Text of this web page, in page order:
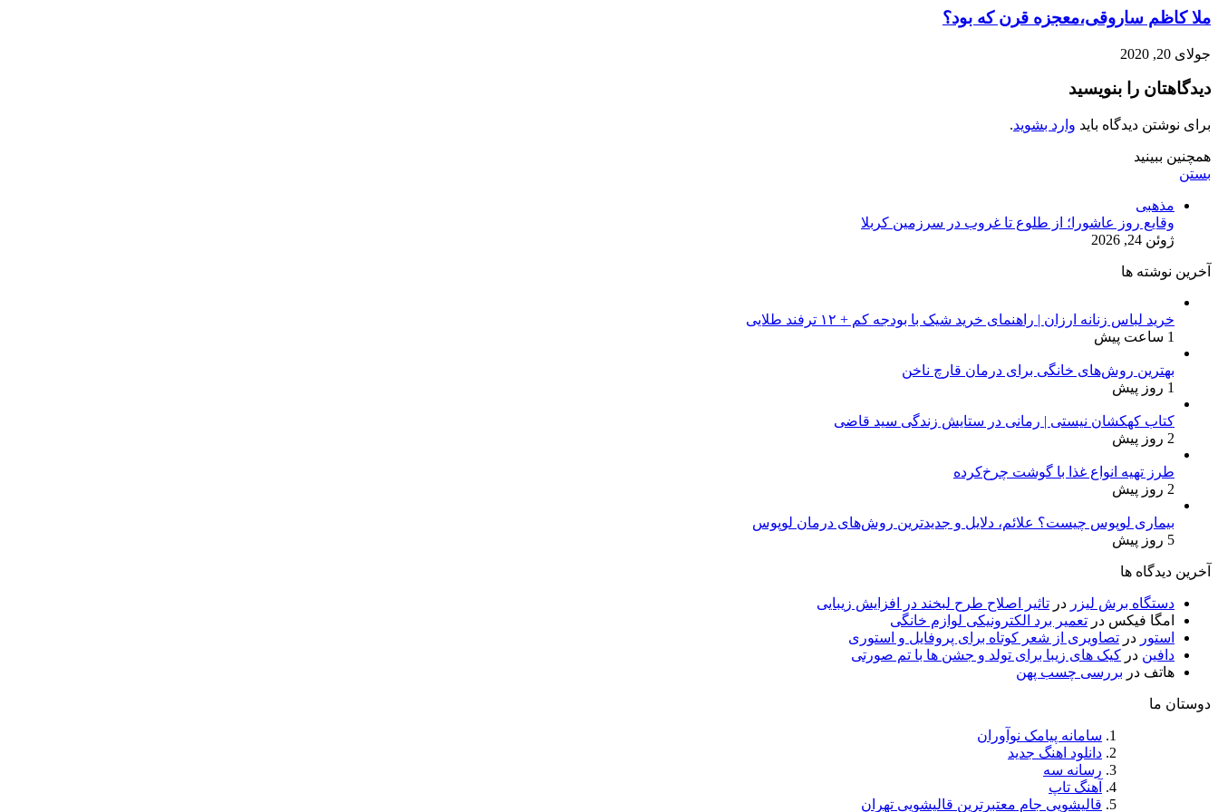
ملا کاظم ساروقی،معجزه قرن که بود؟
جولای 20, 2020
دیدگاهتان را بنویسید
برای نوشتن دیدگاه باید وارد بشوید.
همچنین ببینید
بستن
مذهبی
وقایع روز عاشورا؛ از طلوع تا غروب در سرزمین کربلا
ژوئن 24, 2026
آخرین نوشته ها
خرید لباس زنانه ارزان | راهنمای خرید شیک با بودجه کم + ۱۲ ترفند طلایی
1 ساعت پیش
بهترین روش‌های خانگی برای درمان قارچ ناخن
1 روز پیش
کتاب کهکشان نیستی | رمانی در ستایش زندگی سید قاضی
2 روز پیش
طرز تهیه انواع غذا با گوشت چرخ‌کرده
2 روز پیش
بیماری لوپوس چیست؟ علائم، دلایل و جدیدترین روش‌های درمان لوپوس
5 روز پیش
آخرین دیدگاه ها
دستگاه برش لیزر در تاثیر اصلاح طرح لبخند در افزایش زیبایی
امگا فیکس در تعمیر برد الکترونیکی لوازم خانگی
استور در تصاویری از شعر کوتاه برای پروفایل و استوری
دافین در کیک های زیبا برای تولد و جشن ها با تم صورتی
هاتف در بررسی چسب پهن
دوستان ما
سامانه پیامک نوآوران
دانلود اهنگ جدید
رسانه سه
آهنگ تاپ
قالیشویی جام معتبرترین قالیشویی تهران